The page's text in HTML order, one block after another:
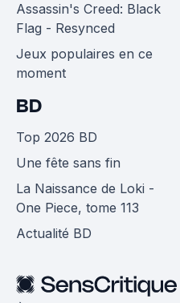
Assassin's Creed: Black
Flag - Resynced
Jeux populaires en ce
moment
BD
Top 2026 BD
Une fête sans fin
La Naissance de Loki -
One Piece, tome 113
Actualité BD